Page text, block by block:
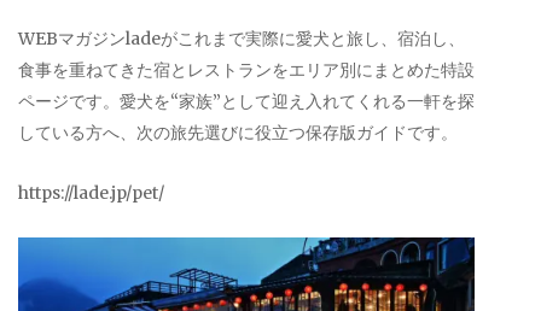
WEBマガジンladeがこれまで実際に愛犬と旅し、宿泊し、
食事を重ねてきた宿とレストランをエリア別にまとめた特設
ページです。愛犬を“家族”として迎え入れてくれる一軒を探
している方へ、次の旅先選びに役立つ保存版ガイドです。
https://lade.jp/pet/